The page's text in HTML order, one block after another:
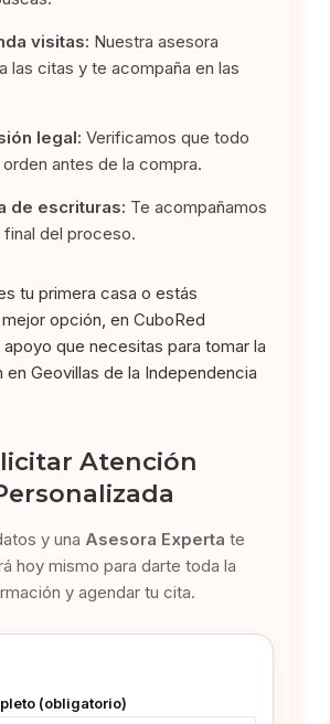
visitas: Nuestra asesora
las citas y te acompaña en las
legal: Verificamos que todo
antes de la compra.
de escrituras: Te acompañamos
final del proceso.
tu primera casa o estás
opción, en CuboRed
que necesitas para tomar la
Geovillas de la Independencia
Atención
y una Asesora Experta te
hoy mismo para darte toda la
y agendar tu cita.
(obligatorio)